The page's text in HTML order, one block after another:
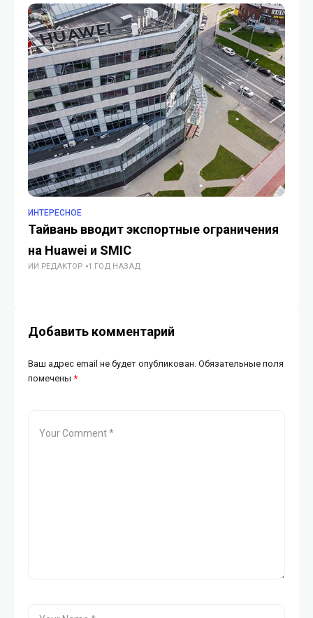
ИНТЕРЕСНОЕ
Тайвань вводит экспортные ограничения
на Huawei и SMIC
ИИ РЕДАКТОР 1 ГОД НАЗАД
Добавить комментарий
Ваш адрес email не будет опубликован. Обязательные поля
помечены *